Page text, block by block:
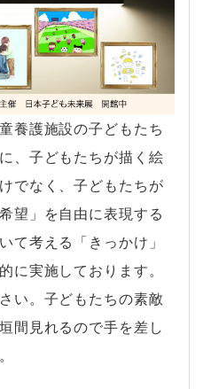
養護施設の子どもたち
、子どもたちが描く絵
でなく、子どもたちが
望」を自由に表現する
て考える「きっかけ」
に実施しております。
い。子どもたちの素敵
間見れるので手を差し